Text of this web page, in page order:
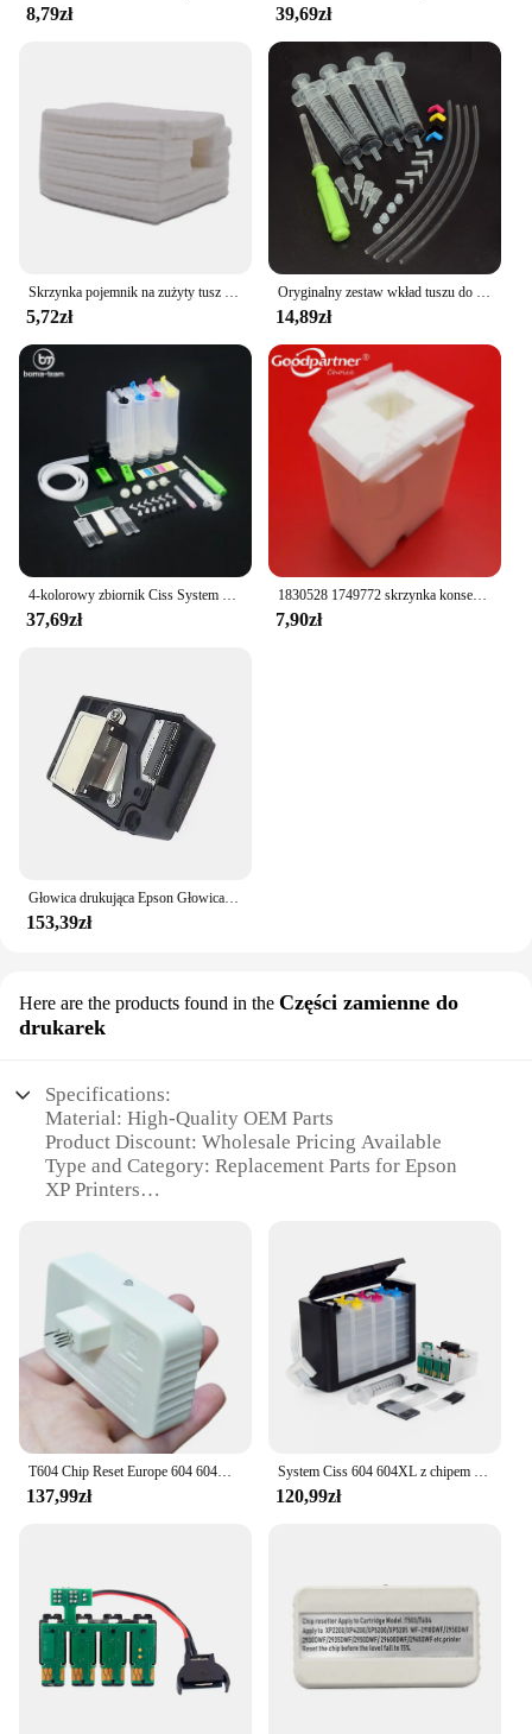
8,79zł 39,69zł
Skrzynka pojemnik na zużyty tusz zmywak do drukarek Epson L3100 L3100 L3110 L3160 L1110 L5190 L3150 L3156 L3166 L3158 L3165
5,72zł
Oryginalny zestaw wkład tuszu do Epson 604 604xl 603 603xl 503 503xl 502 502xl 405 405xl 407 407xl T34xl 35xl T2711 T252xl
14,89zł
4-kolorowy zbiornik Ciss System DIY z akcesoriami do drukarek atramentowych HP/CANON/EPSON/BROTHER
37,69zł
1830528 1749772 skrzynka konserwacyjna pojemnik na zużyty tusz do EPSON L3100 L3101 L3110 L3115 L3116 L3150 L3151 L3156 L3158 L3160 L3165
7,90zł
Głowica drukująca Epson Głowica drukująca do Epson F 185000 ME1100 ME70 ME650 C110 C10 C1100 T30 T33 T110 T1100 T1110 SC110 B1100 L1300
153,39zł
Here are the products found in the Części zamienne do
drukarek
Specifications:
Material: High-Quality OEM Parts
Product Discount: Wholesale Pricing Available
Type and Category: Replacement Parts for Epson
XP Printers
Usage and Purpose: Optimized for Regular
Maintenance and Repair
Performance and Property: Ensures Smooth Printing
and Long-Lasting Durability
Parts and Accessories: Comprehensive Sets for
Epson XP Models
Features:
**Enhanced Performance and Reliability**
Elevate your printing experience with the epson xp
your Epson XP printer, ensuring a seamless
installation process. The wholesale pricing makes it
an economical choice for vendors and suppliers,
while the sets available cater to a wide range of
Epson XP models, making it a versatile option for
T604 Chip Reset Europe 604 604XL Chip Resetter dla Epson XP-2200 XP-2205 XP-3200 XP-3205 XP-4200 XP-4205 WF-2910 2930 2950 2935
137,99zł
System Ciss 604 604XL z chipem automatycznego resetowania do projektora Epson XP-2200 XP-2205 XP-3200 XP-3205 XP-4200 XP-4205 WF-2910 WF 2930 2935 2950
120,99zł